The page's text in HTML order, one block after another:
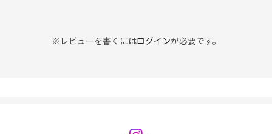
※レビューを書くにはログインが必要です。